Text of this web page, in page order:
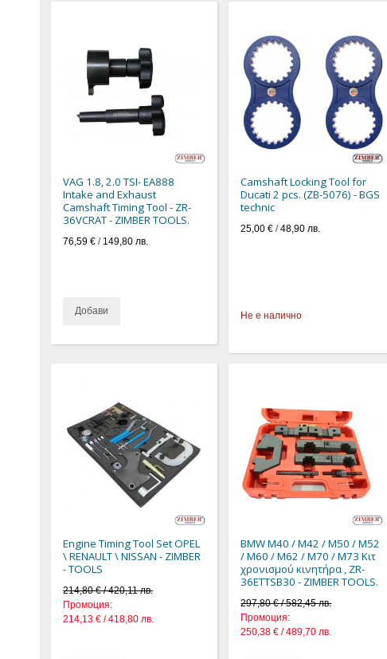
VAG 1.8, 2.0 TSI- EA888
Intake and Exhaust
Camshaft Timing Tool - ZR-
36VCRAT - ZIMBER TOOLS.
76,59 € / 149,80 лв.
Добави
Camshaft Locking Tool for
Ducati 2 pcs. (ZB-5076) - BGS
technic
25,00 € /48,90 лв.
Не е налично
Engine Timing Tool Set OPEL
\ RENAULT \ NISSAN - ZIMBER
- TOOLS
214,80 € / 420,11 лв.
Промоция:
214,13 € / 418,80 лв.
BMW M40 / M42 / M50 / M52
/ M60 / M62 / M70 / M73 Κιτ
χρονισμού κινητήρα , ZR-
36ETTSB30 - ZIMBER TOOLS.
297,80 € / 582,45 лв.
Промоция:
250,38 € / 489,70 лв.